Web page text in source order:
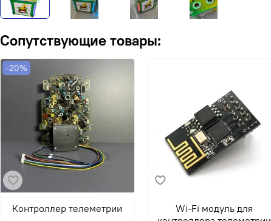
Сопутствующие товары:
-20%
Контроллер телеметрии
Wi-Fi модуль для